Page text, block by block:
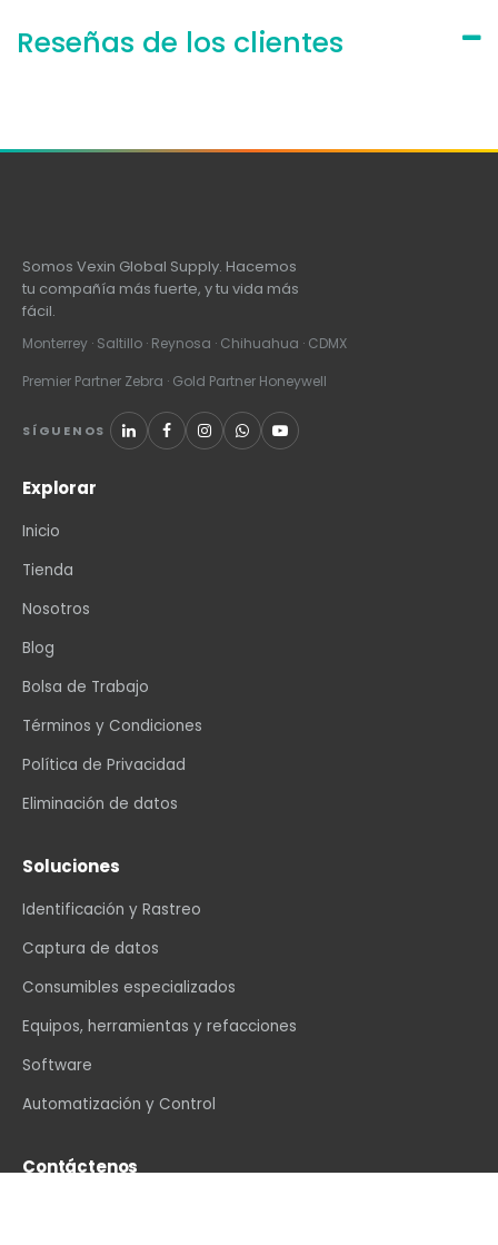
Reseñas de los clientes
Somos Vexin Global Supply. Hacemos
tu compañía más fuerte, y tu vida más
fácil.
Monterrey · Saltillo · Reynosa · Chihuahua · CDMX
Premier Partner Zebra · Gold Partner Honeywell
SÍGUENOS
Explorar
Inicio
Tienda
Nosotros
Blog
Bolsa de Trabajo
Términos y Condiciones
Política de Privacidad
Eliminación de datos
Soluciones
Identificación y Rastreo
Captura de datos
Consumibles especializados
Equipos, herramientas y refacciones
Software
Automatización y Control
Contáctenos